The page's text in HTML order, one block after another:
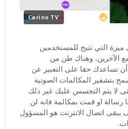
Carino TV
التي تتيح للمستخدمين
الآخرين، وهناك طن من
تساعدك حقا على التعبير عن
بتشفير المكالمات الصوتية
لا يتم التجسس عليك غير ذلك
او قمت بمكالمة فانه لن
يبقى اتصال الانترنت هو المسؤول